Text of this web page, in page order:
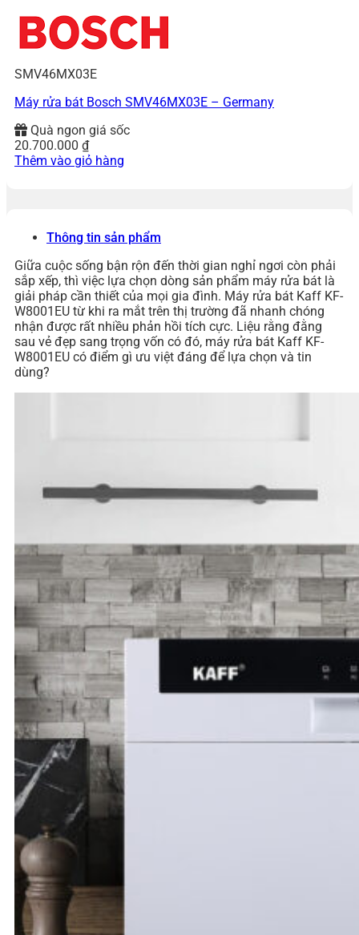
SMV46MX03E
Máy rửa bát Bosch SMV46MX03E – Germany
Quà ngon giá sốc
20.700.000 ₫
Thêm vào giỏ hàng
Thông tin sản phẩm
Giữa cuộc sống bận rộn đến thời gian nghỉ ngơi còn phải
sắp xếp, thì việc lựa chọn dòng sản phẩm máy rửa bát là
giải pháp cần thiết của mọi gia đình. Máy rửa bát Kaff KF-
W8001EU từ khi ra mắt trên thị trường đã nhanh chóng
nhận được rất nhiều phản hồi tích cực. Liệu rằng đằng
sau vẻ đẹp sang trọng vốn có đó, máy rửa bát Kaff KF-
W8001EU có điểm gì ưu việt đáng để lựa chọn và tin
dùng?